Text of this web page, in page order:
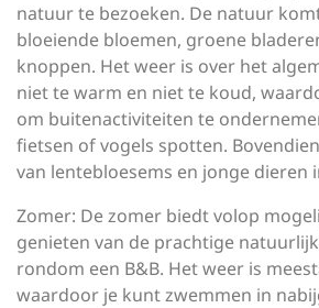
natuur te bezoeken. De natuur
bloeiende bloemen, groene
knoppen. Het weer is over het
niet te warm en niet te koud,
om buitenactiviteiten te
fietsen of vogels spotten.
van lentebloesems en jonge dieren
Zomer: De zomer biedt volop
genieten van de prachtige
rondom een B&B. Het weer is
waardoor je kunt zwemmen in